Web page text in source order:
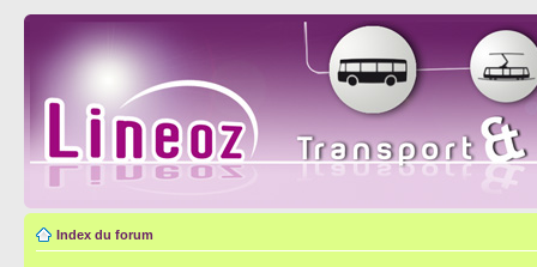
Index du forum